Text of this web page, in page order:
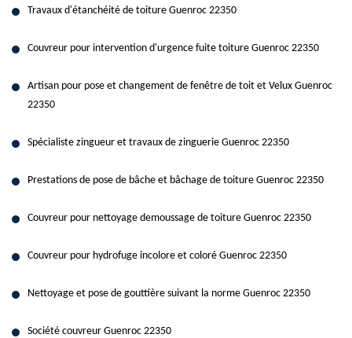
Travaux d'étanchéité de toiture Guenroc 22350
Couvreur pour intervention d'urgence fuite toiture Guenroc 22350
Artisan pour pose et changement de fenêtre de toit et Velux Guenroc
22350
Spécialiste zingueur et travaux de zinguerie Guenroc 22350
Prestations de pose de bâche et bâchage de toiture Guenroc 22350
Couvreur pour nettoyage demoussage de toiture Guenroc 22350
Couvreur pour hydrofuge incolore et coloré Guenroc 22350
Nettoyage et pose de gouttière suivant la norme Guenroc 22350
Société couvreur Guenroc 22350